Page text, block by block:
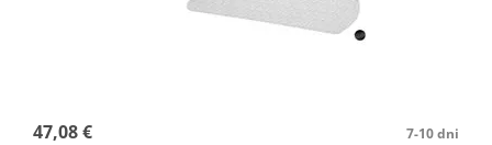
47,08 € 7-10 dni